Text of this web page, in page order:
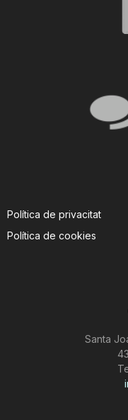
Política de privacitat
Política de cookies
Santa